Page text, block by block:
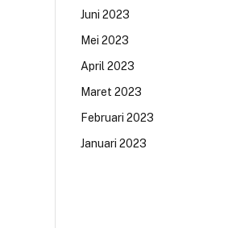
Juni 2023
Mei 2023
April 2023
Maret 2023
Februari 2023
Januari 2023